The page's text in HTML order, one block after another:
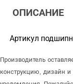
ОПИСАНИЕ
Артикул
Производитель
конструкцию, дизайн